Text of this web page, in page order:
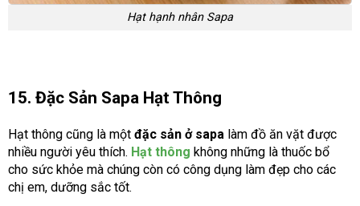
Hạt hạnh nhân Sapa
15. Đặc Sản Sapa Hạt Thông
Hạt thông cũng là một đặc sản ở sapa làm đồ ăn vặt được
nhiều người yêu thích. Hạt thông không những là thuốc bổ
cho sức khỏe mà chúng còn có công dụng làm đẹp cho các
chị em, dưỡng sắc tốt.